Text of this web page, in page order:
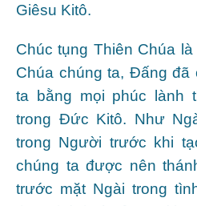
Giêsu Kitô.
Chúc tụng Thiên Chúa
Chúa chúng ta, Ðấng đã
ta bằng mọi phúc lành
trong Ðức Kitô. Như
trong Người trước khi
chúng ta được nên
trước mặt Ngài trong